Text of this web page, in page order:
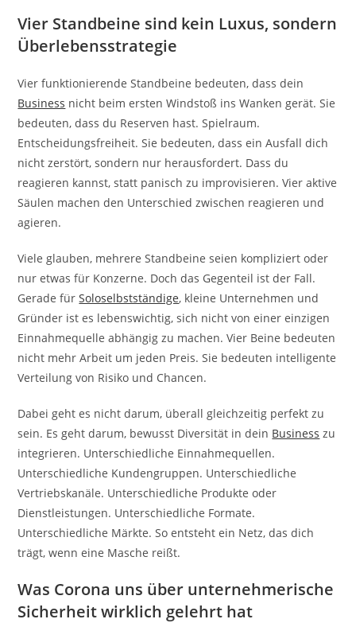
Vier Standbeine sind kein Luxus, sondern
Überlebensstrategie
Vier funktionierende Standbeine bedeuten, dass dein
Business nicht beim ersten Windstoß ins Wanken gerät. Sie
bedeuten, dass du Reserven hast. Spielraum.
Entscheidungsfreiheit. Sie bedeuten, dass ein Ausfall dich
nicht zerstört, sondern nur herausfordert. Dass du
reagieren kannst, statt panisch zu improvisieren. Vier aktive
Säulen machen den Unterschied zwischen reagieren und
agieren.
Viele glauben, mehrere Standbeine seien kompliziert oder
nur etwas für Konzerne. Doch das Gegenteil ist der Fall.
Gerade fürSoloselbstständige, kleine Unternehmen und
Gründer ist es lebenswichtig, sich nicht von einer einzigen
Einnahmequelle abhängig zu machen. Vier Beine bedeuten
nicht mehr Arbeit um jeden Preis. Sie bedeuten intelligente
Verteilung von Risiko und Chancen.
Dabei geht es nicht darum, überall gleichzeitig perfekt zu
sein. Es geht darum, bewusst Diversität in dein Business zu
integrieren. Unterschiedliche Einnahmequellen.
Unterschiedliche Kundengruppen. Unterschiedliche
Vertriebskanäle. Unterschiedliche Produkte oder
Dienstleistungen. Unterschiedliche Formate.
Unterschiedliche Märkte. So entsteht ein Netz, das dich
trägt, wenn eine Masche reißt.
Was Corona uns über unternehmerische
Sicherheit wirklich gelehrt hat